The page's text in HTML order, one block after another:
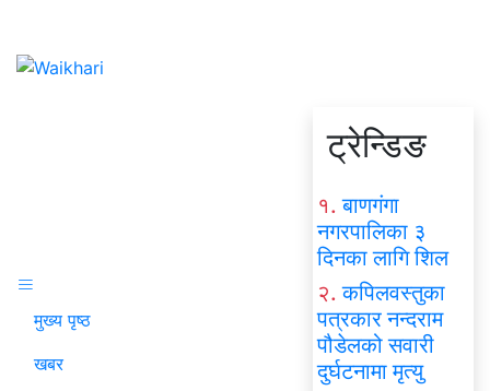
मुख्य पृष्ठ
खबर
ट्रेन्डिङ
१. बाणगंगा
नगरपालिका ३
दिनका लागि शिल
२. कपिलवस्तुका
पत्रकार नन्दराम
पौडेलको सवारी
दुर्घटनामा मृत्यु